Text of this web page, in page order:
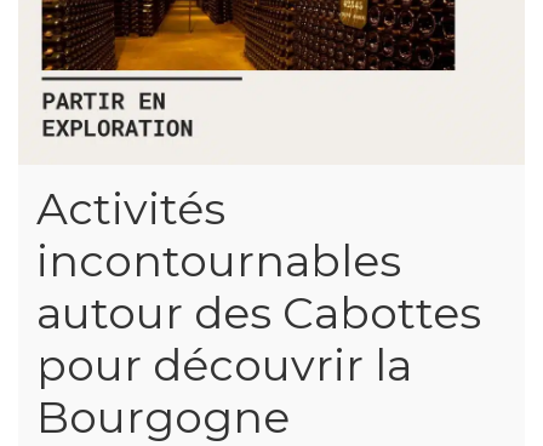
Activités
incontournables
autour des Cabottes
pour découvrir la
Bourgogne